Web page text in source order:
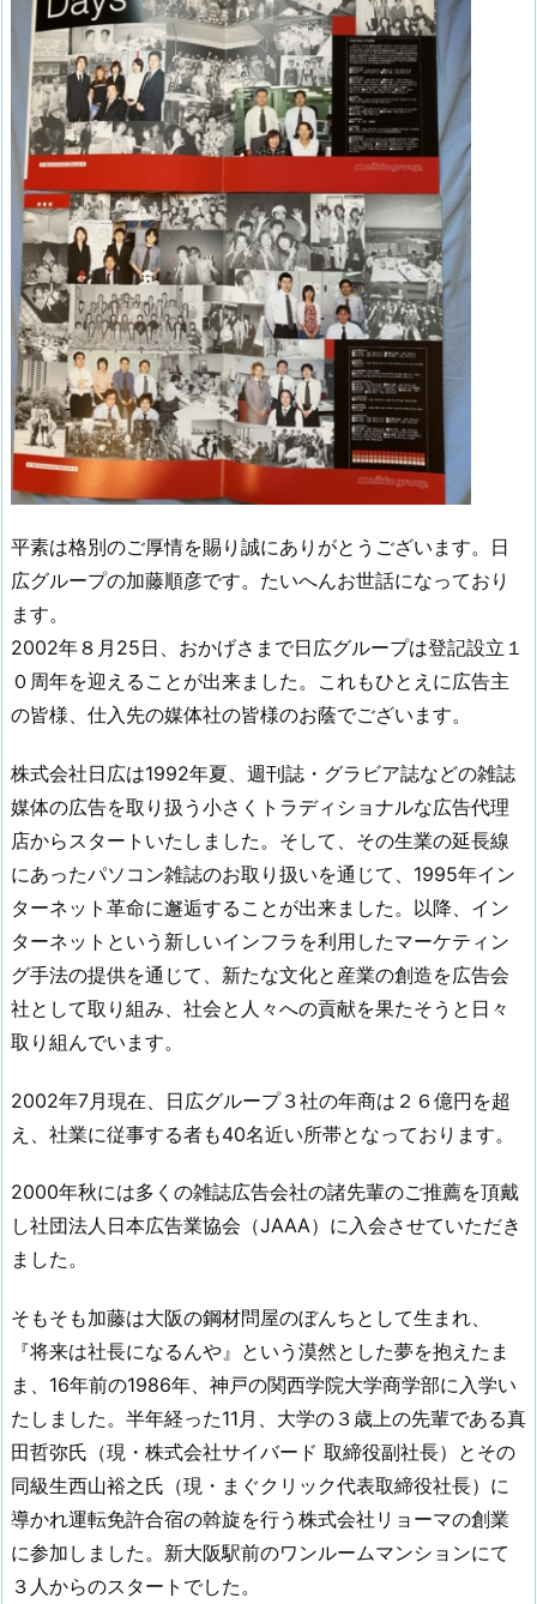
平素は格別のご厚情を賜り誠にありがとうございます。日
広グループの加藤順彦です。たいへんお世話になっており
ます。
2002年８月25日、おかげさまで日広グループは登記設立１
０周年を迎えることが出来ました。これもひとえに広告主
の皆様、仕入先の媒体社の皆様のお蔭でございます。
株式会社日広は1992年夏、週刊誌・グラビア誌などの雑誌
媒体の広告を取り扱う小さくトラディショナルな広告代理
店からスタートいたしました。そして、その生業の延長線
にあったパソコン雑誌のお取り扱いを通じて、1995年イン
ターネット革命に邂逅することが出来ました。以降、イン
ターネットという新しいインフラを利用したマーケティン
グ手法の提供を通じて、新たな文化と産業の創造を広告会
社として取り組み、社会と人々への貢献を果たそうと日々
取り組んでいます。
2002年7月現在、日広グループ３社の年商は２６億円を超
え、社業に従事する者も40名近い所帯となっております。
2000年秋には多くの雑誌広告会社の諸先輩のご推薦を頂戴
し社団法人日本広告業協会（JAAA）に入会させていただき
ました。
そもそも加藤は大阪の鋼材問屋のぼんちとして生まれ、
『将来は社長になるんや』という漠然とした夢を抱えたま
ま、16年前の1986年、神戸の関西学院大学商学部に入学い
たしました。半年経った11月、大学の３歳上の先輩である真
田哲弥氏（現・株式会社サイバード 取締役副社長）とその
同級生西山裕之氏（現・まぐクリック代表取締役社長）に
導かれ運転免許合宿の斡旋を行う株式会社リョーマの創業
に参加しました。新大阪駅前のワンルームマンションにて
３人からのスタートでした。